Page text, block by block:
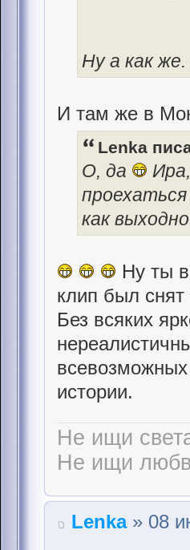
Ну а как
И там же в
Lenka
О, да
как
Ну ты
клип был снят
Без всяких
истории.
Не ищи
Не ищи
Lenka» 08